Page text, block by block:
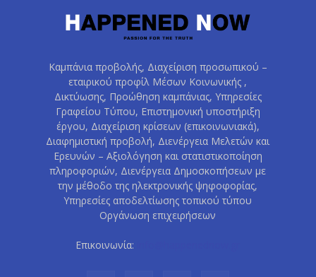
Καμπάνια προβολής, Διαχείριση προσωπικού –
εταιρικού προφίλ Μέσων Κοινωνικής ,
Δικτύωσης, Προώθηση καμπάνιας, Υπηρεσίες
Γραφείου Τύπου, Επιστημονική υποστήριξη
έργου, Διαχείριση κρίσεων (επικοινωνιακά),
Διαφημιστική προβολή, Διενέργεια Μελετών και
Ερευνών – Αξιολόγηση και στατιστικοποίηση
πληροφοριών, Διενέργεια Δημοσκοπήσεων με
την μέθοδο της ηλεκτρονικής ψηφοφορίας,
Υπηρεσίες αποδελτίωσης τοπικού τύπου
Οργάνωση επιχειρήσεων
Επικοινωνία: